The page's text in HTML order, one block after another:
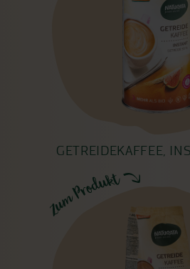
GETREIDEKAFFEE,